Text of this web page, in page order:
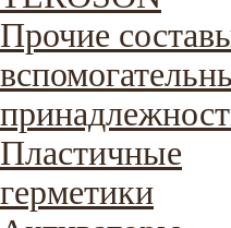
Прочие
Пластичные
герметики